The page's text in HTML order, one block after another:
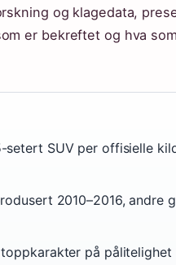
og klagedata,
er bekreftet og hva
setert SUV per offisielle
2010–2016, andre
på pålitelighet